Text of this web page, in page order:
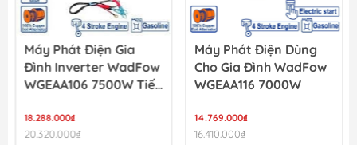
Máy Phát Điện Gia
Đình Inverter WadFow
WGEAA106 7500W Tiết
18.288.000₫
20.320.000₫
Máy Phát Điện Dùng
Cho Gia Đình WadFow
WGEAA116 7000W
14.769.000₫
16.410.000₫